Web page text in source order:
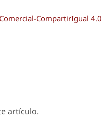
CompartirIgual 4.0
artículo.